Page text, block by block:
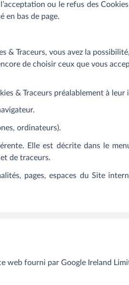
ou le refus des
en bas de page.
& Traceurs, vous avez la
de choisir ceux que vous
& Traceurs préalablement à leur
ordinateurs).
Elle est décrite dans le
de traceurs.
pages, espaces du Site
web fourni par Google Ireland